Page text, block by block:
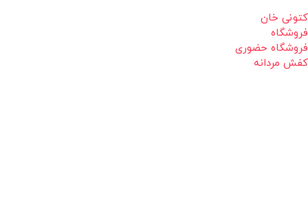
کتونی خان
فروشگاه
فروشگاه حضوری
کفش مردانه